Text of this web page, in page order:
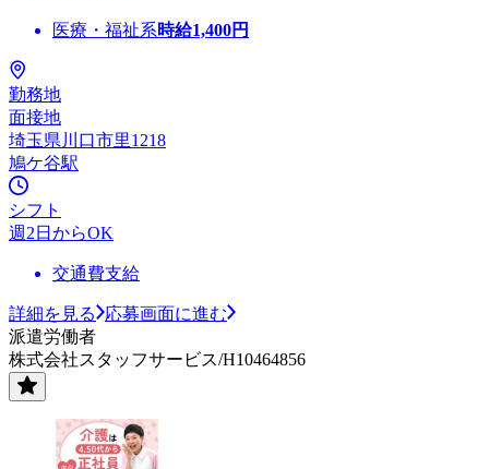
医療・福祉系時給1,400円
勤務地
面接地
埼玉県川口市里1218
鳩ケ谷駅
シフト
週2日からOK
交通費支給
詳細を見る
応募画面に進む
派遣労働者
株式会社スタッフサービス/H10464856